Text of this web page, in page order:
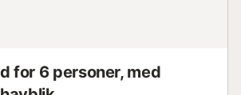
for 6 personer, med